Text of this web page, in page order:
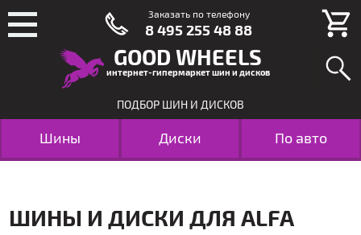
GOOD WHEELS
интернет-гипермаркет шин и дисков
ПОДБОР ШИН И ДИСКОВ
Шины Диски По авто
ШИНЫ И ДИСКИ ДЛЯ ALFA
Заказать по телефону
8 495 255 48 88